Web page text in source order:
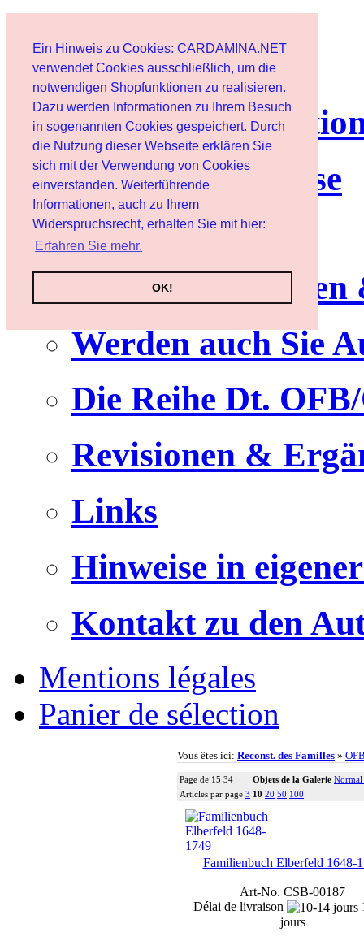
Ein Hinweis zu Cookies: CARDAMINA.NET
verwendet Cookies ausschließlich, um die
notwendigen Shopfunktionen zu realisieren.
Dazu werden Informationen zu Ihrem Besuch
in sogenannten Cookies gespeichert. Durch
die Nutzung dieser Webseite erklären Sie
sich mit der Verwendung von Cookies
einverstanden. Weiterführende
Informationen, auch zu Ihrem
Widerspruchsrecht, erhalten Sie mit hier:
Erfahren Sie mehr.
OK!
Client
lettre
Nutzungshinweise
Service
Werden auch Sie
Die Reihe Dt.
Revisionen &
Links
Hinweise in
Kontakt zu den
Mentions légales
Panier de sélection
Vous êtes ici: Reconst. des Familles »
Page de 15 34 Objets de la Galerie Normal
Articles par page 3 10 20 50 100
Familienbuch Elberfeld 1648-
Art-No. CSB-00187
Délai de livraison
jours